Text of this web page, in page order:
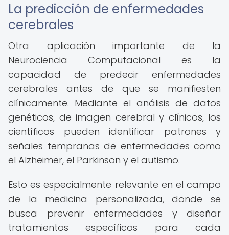
La predicción de enfermedades
cerebrales
Otra aplicación importante de la
Neurociencia Computacional es la
capacidad de predecir enfermedades
cerebrales antes de que se manifiesten
clínicamente. Mediante el análisis de datos
genéticos, de imagen cerebral y clínicos, los
científicos pueden identificar patrones y
señales tempranas de enfermedades como
el Alzheimer, el Parkinson y el autismo.
Esto es especialmente relevante en el campo
de la medicina personalizada, donde se
busca prevenir enfermedades y diseñar
tratamientos específicos para cada